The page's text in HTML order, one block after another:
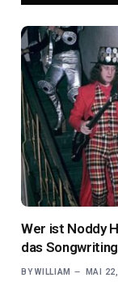
Wer ist Noddy
das
BY WILLIAM MAI